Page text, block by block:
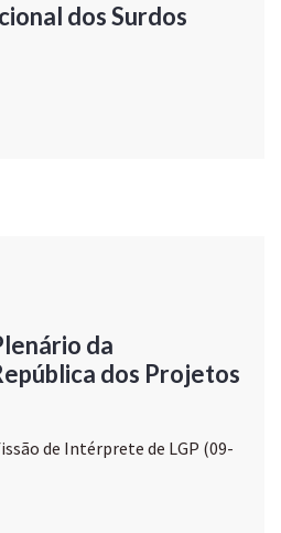
dos Surdos
da
dos Projetos
de Intérprete de LGP (09-